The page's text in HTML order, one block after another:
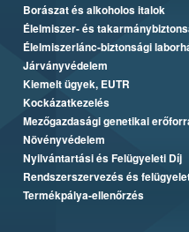
Borászat és alkoholos italok
Élelmiszer- és
Élelmiszerlánc-biztonsági
Járványvédelem
Kiemelt ügyek, EUTR
Kockázatkezelés
Mezőgazdasági genetikai
Növényvédelem
Nyilvántartási és Felügyeleti Díj
Rendszerszervezés és
Termékpálya-ellenőrzés